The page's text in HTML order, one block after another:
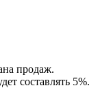
продаж.
составлять 5%.